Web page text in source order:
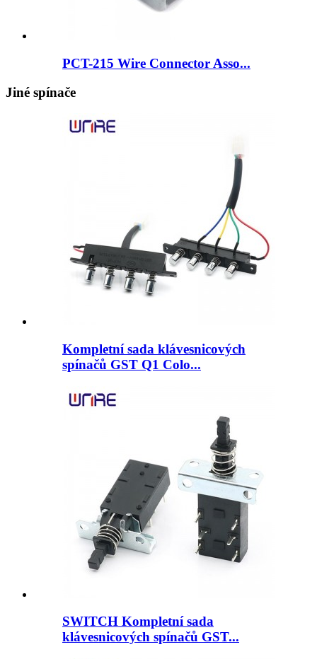
PCT-215 Wire Connector Asso...
Jiné spínače
Kompletní sada klávesnicových
spínačů GST Q1 Colo...
SWITCH Kompletní sada
klávesnicových spínačů GST...